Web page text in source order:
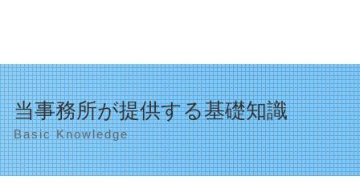
当事務所が提供する基礎知識
Basic Knowledge